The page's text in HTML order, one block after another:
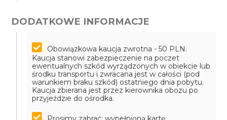
DODATKOWE INFORMACJE
Obowiązkowa kaucja zwrotna - 50 PLN.
Kaucja stanowi zabezpieczenie na poczet
ewentualnych szkód wyrządzonych w obiekcie lub
środku transportu i zwracana jest w całości (pod
warunkiem braku szkód) ostatniego dnia pobytu.
Kaucja zbierana jest przez kierownika obozu po
przyjeździe do ośrodka.